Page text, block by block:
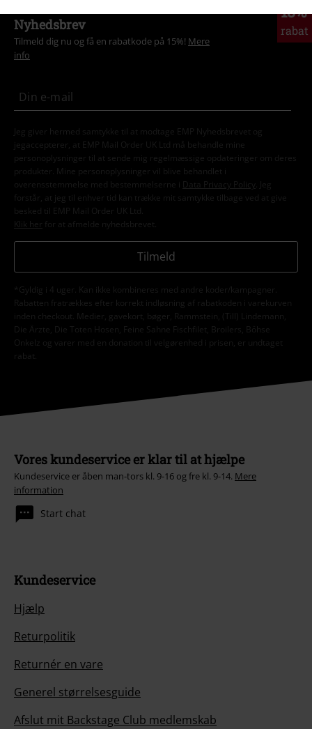
15%
rabat
Nyhedsbrev
Tilmeld dig nu og få en rabatkode på 15%! Mere
info
Jeg giver hermed samtykke til at modtage EMP Nyhedsbrevet og
jegaccepterer, at EMP Mail Order UK Ltd må behandle mine
personoplysninger til at sende mig regelmæssige opdateringer om deres
produkter. Mine personoplysninger vil blive behandlet i
overensstemmelse med bestemmelserne i
Data Privacy Policy
. Jeg
forstår, at jeg til enhver tid kan trække mit samtykke tilbage ved at give
besked til EMP Mail Order UK Ltd.
Klik her
for at afmelde nyhedsbrevet.
Tilmeld
*Gyldig i 4 uger. Kan ikke kombineres med andre koder/kampagner.
Rabatten fratrækkes efter korrekt indløsning af rabatkoden i varekurven
inden checkout. Medier, gavekort, bøger, Rammstein, (Till) Lindemann,
Die Ärzte, Die Toten Hosen, Feine Sahne Fischfilet, Broilers, Böhse
Onkelz og varer med en donation til velgørenhed i prisen, er undtaget
rabat.
Vores kundeservice er klar til at hjælpe
Kundeservice er åben man-tors kl. 9-16 og fre kl. 9-14. Mere
information
Start chat
Kundeservice
Hjælp
Returpolitik
Returnér en vare
Generel størrelsesguide
Afslut mit Backstage Club medlemskab